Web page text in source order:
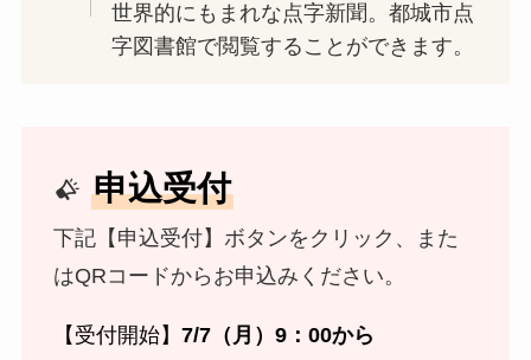
世界的にもまれな点字新聞。都城市点
字図書館で閲覧することができます。
申込受付
下記【申込受付】ボタンをクリック、また
はQRコードからお申込みください。
【受付開始】 7/7（月）9：00から